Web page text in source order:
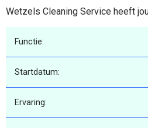
Wetzels Cleaning Service heeft
Functie:
Startdatum:
Ervaring: